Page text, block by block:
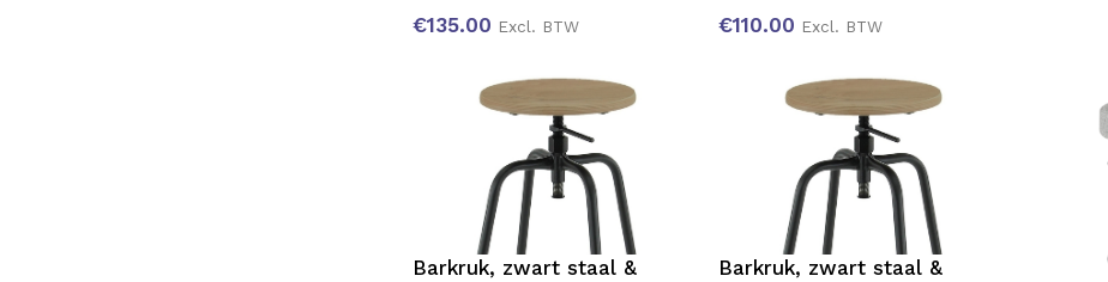
€135.00 Excl. BTW €110.00 Excl. BTW
Barkruk, zwart staal &
Barkruk, zwart staal &